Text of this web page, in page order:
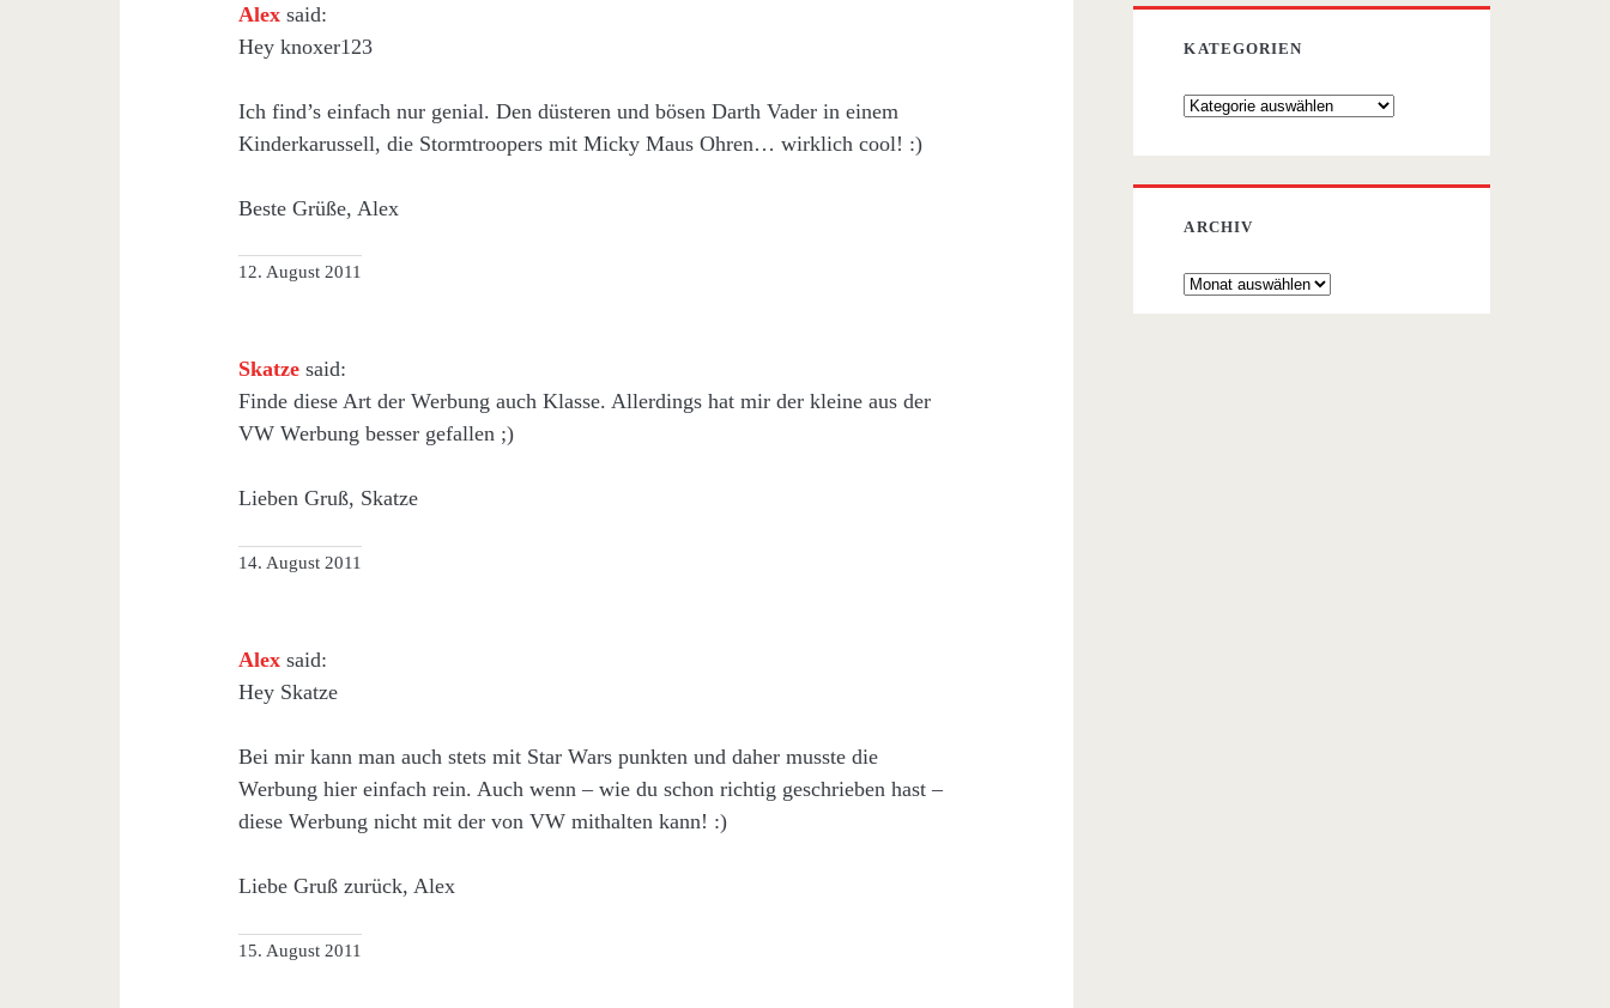
Alex said:
Hey knoxer123
Ich find’s einfach nur genial. Den düsteren und bösen Darth Vader in einem
Kinderkarussell, die Stormtroopers mit Micky Maus Ohren… wirklich cool! :)
Beste Grüße, Alex
12. August 2011
Skatze said:
Finde diese Art der Werbung auch Klasse. Allerdings hat mir der kleine aus der
VW Werbung besser gefallen ;)
Lieben Gruß, Skatze
14. August 2011
Alex said:
Hey Skatze
Bei mir kann man auch stets mit Star Wars punkten und daher musste die
Werbung hier einfach rein. Auch wenn – wie du schon richtig geschrieben hast –
diese Werbung nicht mit der von VW mithalten kann! :)
Liebe Gruß zurück, Alex
15. August 2011
KATEGORIEN
Kategorien
ARCHIV
Archiv